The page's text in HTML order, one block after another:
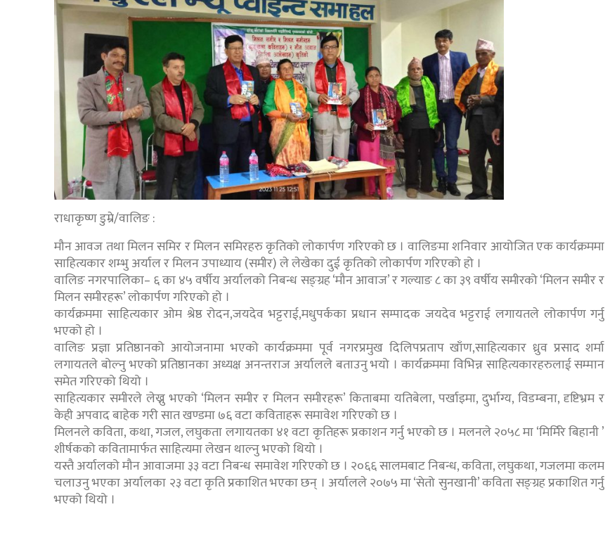
राधाकृष्ण डुम्रे/वालिङ :
मौन आवज तथा मिलन समिर र मिलन समिरहरु कृतिको लोकार्पण गरिएको छ । वालिङमा शनिवार आयोजित एक कार्यक्रममा
साहित्यकार शम्भु अर्याल र मिलन उपाध्याय (समीर) ले लेखेका दुई कृतिको लोकार्पण गरिएको हो ।
वालिङ नगरपालिका– ६ का ४५ वर्षीय अर्यालको निबन्ध सङ्ग्रह ‘मौन आवाज’ र गल्याङ ८ का ३९ वर्षीय समीरको ‘मिलन समीर र
मिलन समीरहरू’ लोकार्पण गरिएको हो ।
कार्यक्रममा साहित्यकार ओम श्रेष्ठ रोदन,जयदेव भट्टराई,मधुपर्कका प्रधान सम्पादक जयदेव भट्टराई लगायतले लोकार्पण गर्नु
भएको हो ।
वालिङ प्रज्ञा प्रतिष्ठानको आयोजनामा भएको कार्यक्रममा पूर्व नगरप्रमुख दिलिपप्रताप खाँण,साहित्यकार ध्रुव प्रसाद शर्मा
लगायतले बोल्नु भएको प्रतिष्ठानका अध्यक्ष अनन्तराज अर्यालले बताउनु भयो । कार्यक्रममा विभिन्न साहित्यकारहरुलाई सम्मान
समेत गरिएको थियो ।
साहित्यकार समीरले लेख्नु भएको ‘मिलन समीर र मिलन समीरहरू’ किताबमा यतिबेला, पर्खाइमा, दुर्भाग्य, विडम्बना, दृष्टिभ्रम र
केही अपवाद बाहेक गरी सात खण्डमा ७६ वटा कविताहरू समावेश गरिएको छ ।
मिलनले कविता, कथा, गजल, लघुकता लगायतका ४१ वटा कृतिहरू प्रकाशन गर्नु भएको छ । मलनले २०५८ मा ‘मिर्मिरे बिहानी ’
शीर्षकको कवितामार्फत साहित्यमा लेखन थाल्नु भएको थियो ।
यस्तै अर्यालको मौन आवाजमा ३३ वटा निबन्ध समावेश गरिएको छ । २०६६ सालमबाट निबन्ध, कविता, लघुकथा, गजलमा कलम
चलाउनु भएका अर्यालका २३ वटा कृति प्रकाशित भएका छन् । अर्यालले २०७५ मा ‘सेतो सुनखानी’ कविता सङ्ग्रह प्रकाशित गर्नु
भएको थियो ।